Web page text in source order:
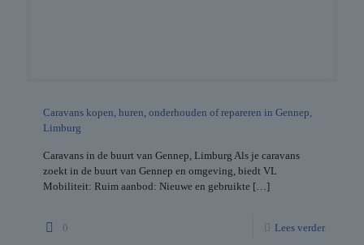
Caravans kopen, huren, onderhouden of repareren in Gennep,
Limburg
Caravans in de buurt van Gennep, Limburg Als je caravans
zoekt in de buurt van Gennep en omgeving, biedt VL
Mobiliteit: Ruim aanbod: Nieuwe en gebruikte […]
0 Lees verder